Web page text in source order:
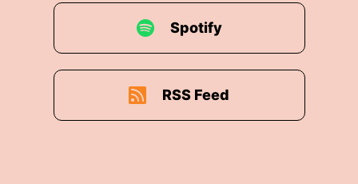
Spotify
RSS Feed